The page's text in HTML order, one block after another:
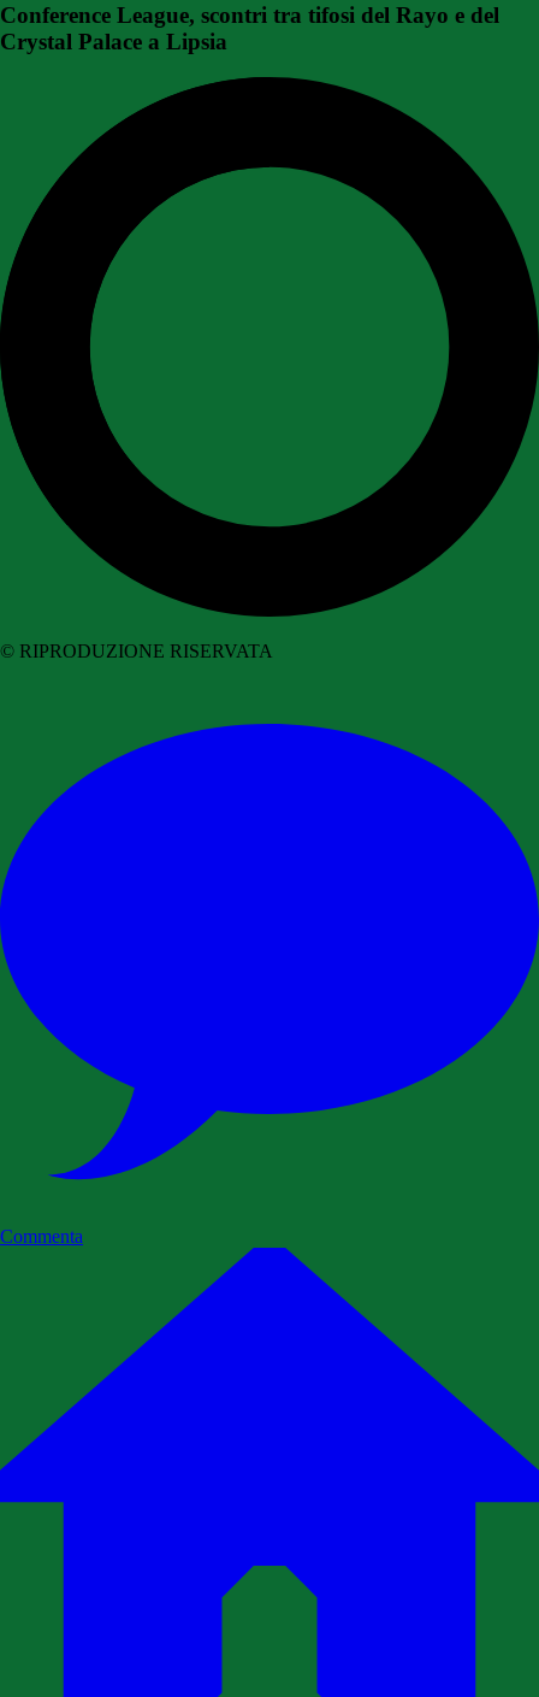
Conference League, scontri tra tifosi del Rayo e del
Crystal Palace a Lipsia
© RIPRODUZIONE RISERVATA
Commenta